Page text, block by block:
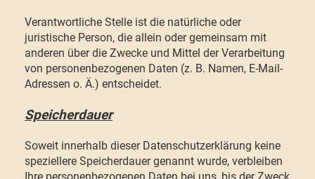
Verantwortliche Stelle ist die natürliche oder
juristische Person, die allein oder gemeinsam mit
anderen über die Zwecke und Mittel der Verarbeitung
von personenbezogenen Daten (z. B. Namen, E-Mail-
Adressen o. Ä.) entscheidet.
Speicherdauer
Soweit innerhalb dieser Datenschutzerklärung keine
speziellere Speicherdauer genannt wurde, verbleiben